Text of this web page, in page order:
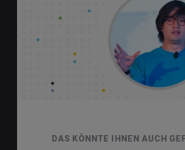
DAS KÖNNTE IHNEN AUCH